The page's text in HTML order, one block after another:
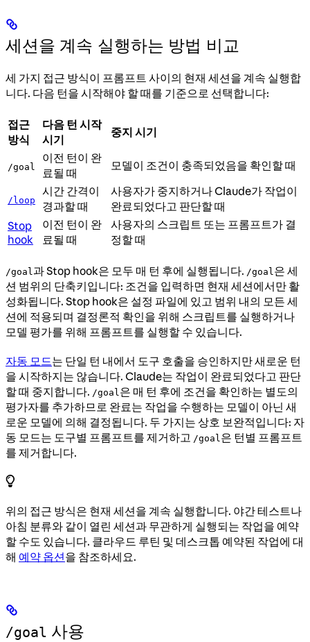
세션을 계속 실행하는 방법 비교
세 가지 접근 방식이 프롬프트 사이의 현재 세션을 계속 실행합
니다. 다음 턴을 시작해야 할 때를 기준으로 선택합니다:
접근
방식
다음 턴 시작
시기
중지 시기
/goal
이전 턴이 완
료될 때
모델이 조건이 충족되었음을 확인할 때
/loop
시간 간격이
경과할 때
사용자가 중지하거나 Claude가 작업이
완료되었다고 판단할 때
Stop
hook
이전 턴이 완
료될 때
사용자의 스크립트 또는 프롬프트가 결
정할 때
/goal 과 Stop hook은 모두 매 턴 후에 실행됩니다. /goal 은 세
션 범위의 단축키입니다: 조건을 입력하면 현재 세션에서만 활
성화됩니다. Stop hook은 설정 파일에 있고 범위 내의 모든 세
션에 적용되며 결정론적 확인을 위해 스크립트를 실행하거나
모델 평가를 위해 프롬프트를 실행할 수 있습니다.
자동 모드는 단일 턴 내에서 도구 호출을 승인하지만 새로운 턴
을 시작하지는 않습니다. Claude는 작업이 완료되었다고 판단
할 때 중지합니다. /goal 은 매 턴 후에 조건을 확인하는 별도의
평가자를 추가하므로 완료는 작업을 수행하는 모델이 아닌 새
로운 모델에 의해 결정됩니다. 두 가지는 상호 보완적입니다: 자
동 모드는 도구별 프롬프트를 제거하고 /goal 은 턴별 프롬프트
를 제거합니다.
위의 접근 방식은 현재 세션을 계속 실행합니다. 야간 테스트나
아침 분류와 같이 열린 세션과 무관하게 실행되는 작업을 예약
할 수도 있습니다. 클라우드 루틴 및 데스크톱 예약된 작업에 대
해 예약 옵션을 참조하세요.
/goal 사용